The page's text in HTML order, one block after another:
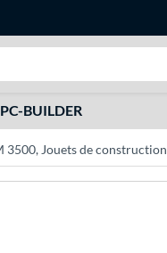
PC-BUILDER
3500, Jouets de construction